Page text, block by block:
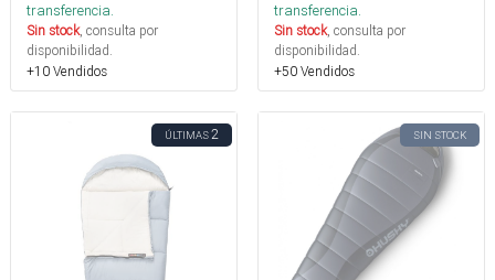
transferencia.
Sin stock, consulta por
disponibilidad.
+10 Vendidos
transferencia.
Sin stock, consulta por
disponibilidad.
+50 Vendidos
ÚLTIMAS2 SIN STOCK